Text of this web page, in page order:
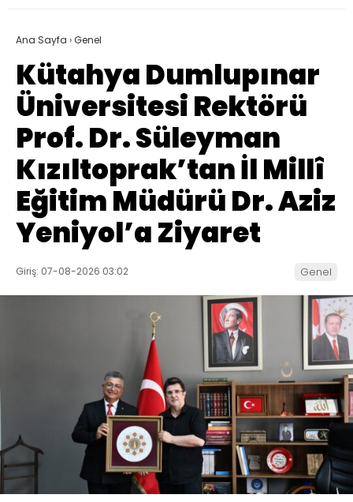
Ana Sayfa ›Genel
Kütahya Dumlupınar
Üniversitesi Rektörü
Prof. Dr. Süleyman
Kızıltoprak’tan İl Millî
Eğitim Müdürü Dr. Aziz
Yeniyol’a Ziyaret
Giriş: 07-08-2026 03:02 Genel